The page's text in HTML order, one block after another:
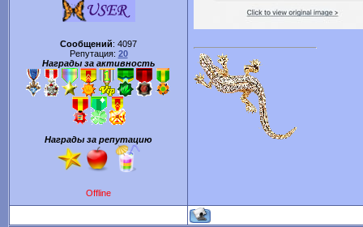
Сообщений: 4097
Репутация: 20
Награды за активность
Награды за репутацию
Offline